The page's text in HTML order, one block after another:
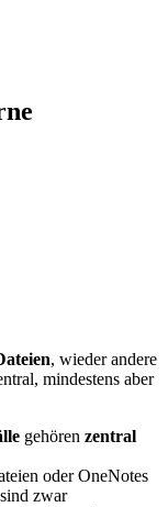
, wieder andere
mindestens aber
gehören zentral
oder OneNotes
sind zwar